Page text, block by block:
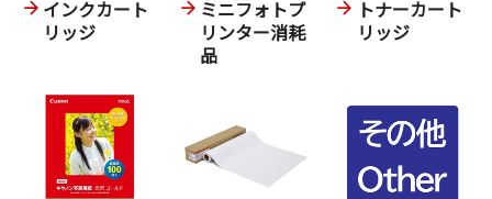
インクカート
リッジ
ミニフォトプ
リンター消耗
品
トナーカート
リッジ